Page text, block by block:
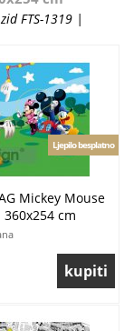
FTS-1319 |
Mickey Mouse
360x254 cm
Ljepilo besplatno